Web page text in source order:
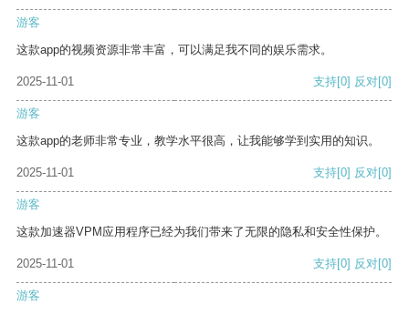
游客
这款app的视频资源非常丰富，可以满足我不同的娱乐需求。
2025-11-01 支持[0] 反对[0]
游客
这款app的老师非常专业，教学水平很高，让我能够学到实用的知识。
2025-11-01 支持[0] 反对[0]
游客
这款加速器VPM应用程序已经为我们带来了无限的隐私和安全性保护。
2025-11-01 支持[0] 反对[0]
游客